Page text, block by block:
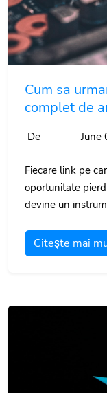
Cum sa
complet de
De June
Fiecare link pe
oportunitate
devine un
Citeşte mai